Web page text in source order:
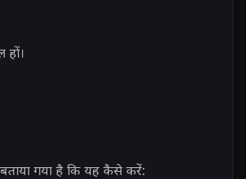
हों।
गया है कि यह कैसे करें: